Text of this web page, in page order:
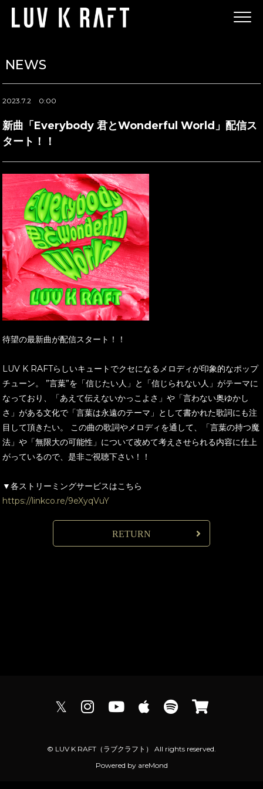
NEWS
2023.7.2 0:00
新曲「Everybody 君とWonderful World」配信ス
タート！！
待望の最新曲が配信スタート！！
LUV K RAFTらしいキュートでクセになるメロディが印象的なポップ
チューン。 ”言葉”を「信じたい人」と「信じられない人」がテーマに
なっており、「あえて伝えないかっこよさ」や「言わない奥ゆかし
さ」がある文化で「言葉は永遠のテーマ」として書かれた歌詞にも注
目して頂きたい。 この曲の歌詞やメロディを通して、「言葉の持つ魔
法」や「無限大の可能性」について改めて考えさせられる内容に仕上
がっているので、是非ご視聴下さい！！
▼各ストリーミングサービスはこちら
https://linkco.re/9eXyqVuY
RETURN
𝕏
© LUV K RAFT（ラブクラフト） All rights reserved.
Powered by areMond